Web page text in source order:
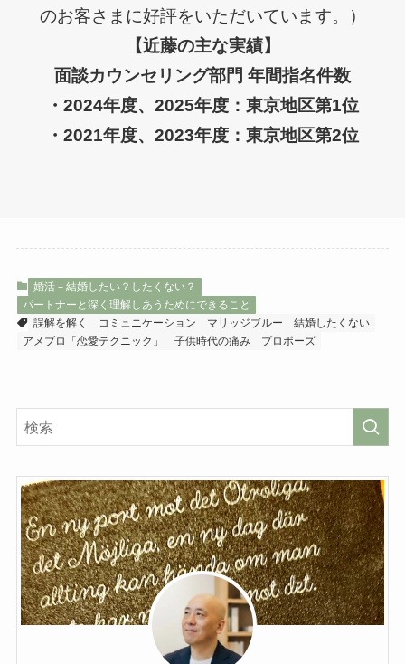
のお客さまに好評をいただいています。）
【近藤の主な実績】
面談カウンセリング部門 年間指名件数
・2024年度、2025年度：東京地区第1位
・2021年度、2023年度：東京地区第2位
婚活－結婚したい？したくない？
パートナーと深く理解しあうためにできること
誤解を解く
コミュニケーション マリッジブルー
結婚したくない
アメブロ「恋愛テクニック」
子供時代の痛み プロポーズ